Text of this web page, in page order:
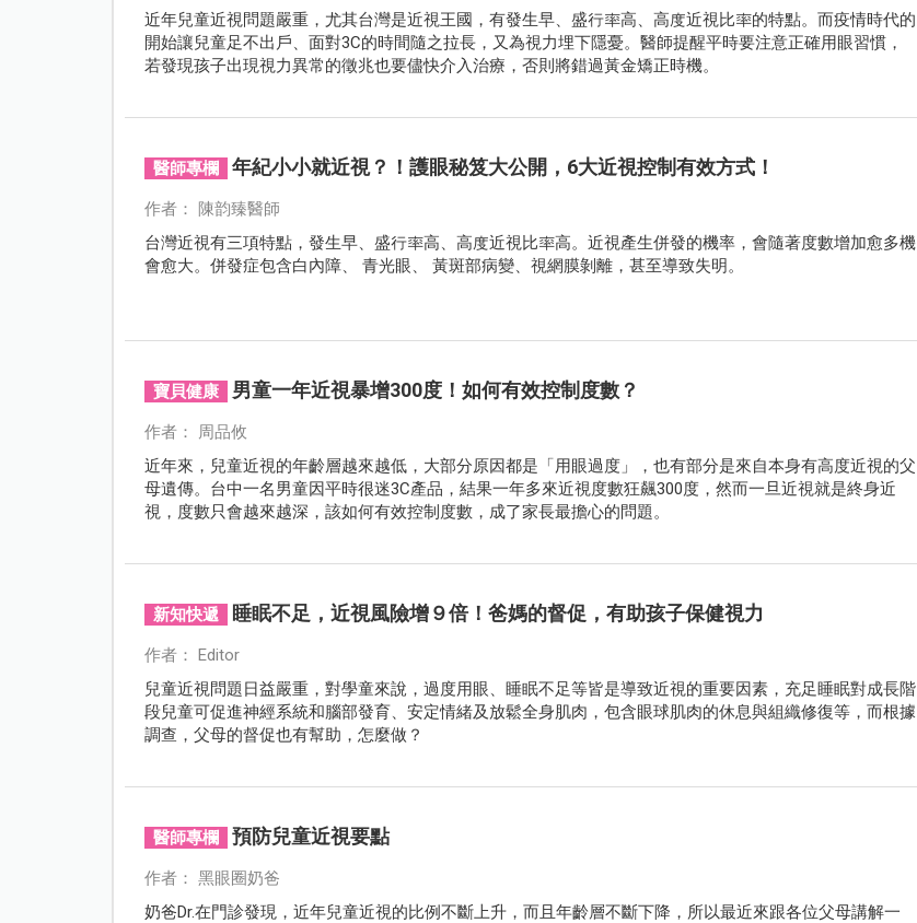
近年兒童近視問題嚴重，尤其台灣是近視王國，有發生早、盛行率高、高度近視比率的特點。而疫情時代的
開始讓兒童足不出戶、面對3C的時間隨之拉長，又為視力埋下隱憂。醫師提醒平時要注意正確用眼習慣，
若發現孩子出現視力異常的徵兆也要儘快介入治療，否則將錯過黃金矯正時機。
醫師專欄 年紀小小就近視？！護眼秘笈大公開，6大近視控制有效方式！
作者： 陳韵臻醫師
台灣近視有三項特點，發生早、盛行率高、高度近視比率高。近視產生併發的機率，會隨著度數增加愈多機
會愈大。併發症包含白內障、 青光眼、 黃斑部病變、視網膜剝離，甚至導致失明。
寶貝健康 男童一年近視暴增300度！如何有效控制度數？
作者： 周品攸
近年來，兒童近視的年齡層越來越低，大部分原因都是「用眼過度」，也有部分是來自本身有高度近視的父
母遺傳。台中一名男童因平時很迷3C產品，結果一年多來近視度數狂飆300度，然而一旦近視就是終身近
視，度數只會越來越深，該如何有效控制度數，成了家長最擔心的問題。
新知快遞 睡眠不足，近視風險增９倍！爸媽的督促，有助孩子保健視力
作者： Editor
兒童近視問題日益嚴重，對學童來說，過度用眼、睡眠不足等皆是導致近視的重要因素，充足睡眠對成長階
段兒童可促進神經系統和腦部發育、安定情緒及放鬆全身肌肉，包含眼球肌肉的休息與組織修復等，而根據
調查，父母的督促也有幫助，怎麼做？
醫師專欄 預防兒童近視要點
作者： 黑眼圈奶爸
奶爸Dr.在門診發現，近年兒童近視的比例不斷上升，而且年齡層不斷下降，所以最近來跟各位父母講解一